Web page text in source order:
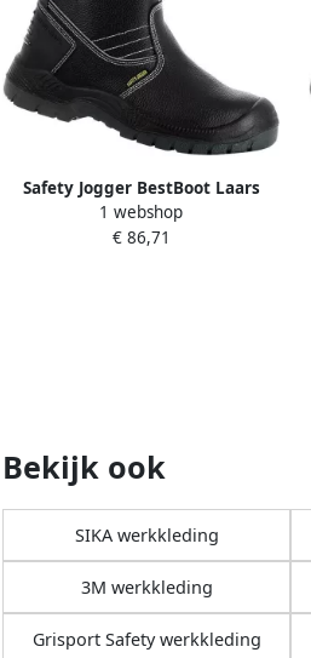
Safety Jogger BestBoot Laars
Hoog S3 Zwart 00.118.032.41
1 webshop
€ 86,71
Bekijk ook
SIKA werkkleding
3M werkkleding
Grisport Safety werkkleding